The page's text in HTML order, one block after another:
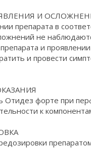
И
препарата в
не
и
и провести
Отидез форте при
к